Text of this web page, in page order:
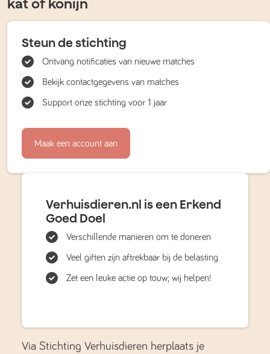
kat of konijn
Steun de stichting
Ontvang notificaties van nieuwe matches
Bekijk contactgegevens van matches
Support onze stichting voor 1 jaar
Maak een account aan
Verhuisdieren.nl is een Erkend
Goed Doel
Verschillende manieren om te doneren
Veel giften zijn aftrekbaar bij de belasting
Zet een leuke actie op touw; wij helpen!
Via Stichting Verhuisdieren herplaats je